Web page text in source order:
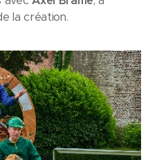
la création.